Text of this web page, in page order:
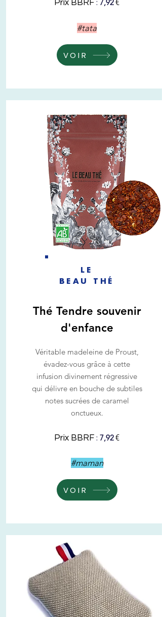
Prix BBRF : 7,92€
#tata
VOIR
LE
BEAU THÉ
Thé Tendre souvenir
d'enfance
Véritable madeleine de Proust,
évadez-vous grâce à cette
infusion divinement régressive
qui délivre en bouche de subtiles
notes sucrées de caramel
onctueux.
Prix BBRF : 7,92€
#maman
VOIR